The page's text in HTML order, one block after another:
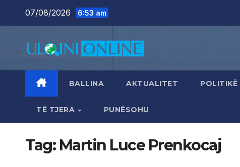
07/08/2026 6:53 am
BALLINA AKTUALITET POLITIKË
TË TJERA PUNËSOHU
Tag: Martin Luce Prenkocaj